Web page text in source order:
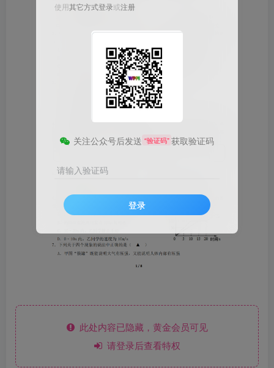
此处内容已隐藏，黄金会员可见
请登录后查看特权
使用其它方式登录或注册
关注公众号后发送 “验证码” 获取验证码
请输入验证码
登录